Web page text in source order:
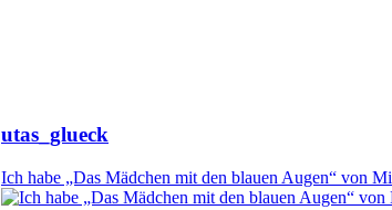
utas_glueck
Ich habe „Das Mädchen mit den blauen Augen“ von Mi